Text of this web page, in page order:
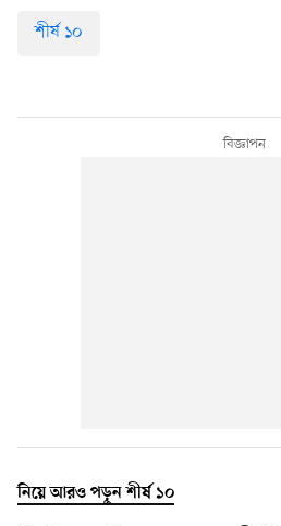
শীর্ষ ১০
নিয়ে আরও পড়ুন শীর্ষ ১০